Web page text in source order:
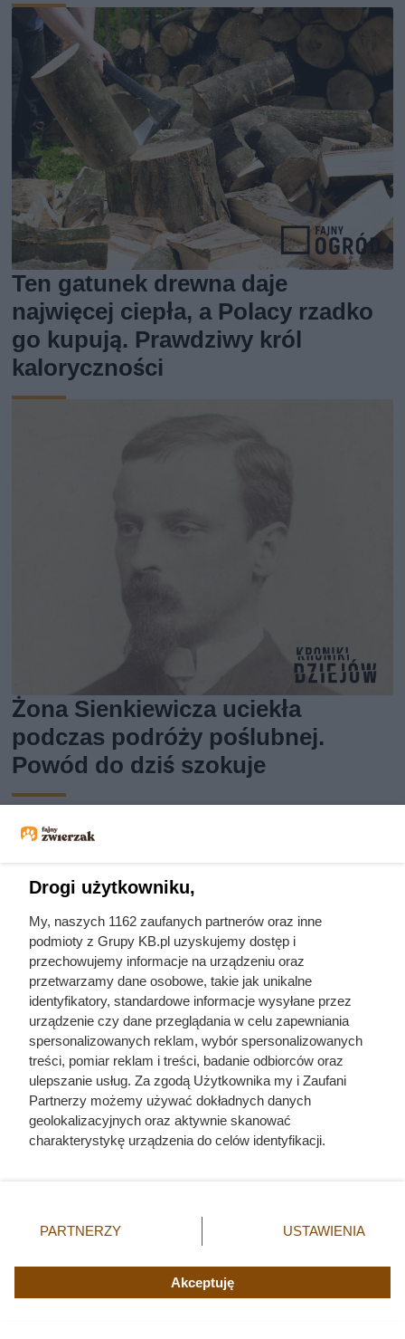
Ten gatunek drewna daje
najwięcej ciepła, a Polacy rzadko
go kupują. Prawdziwy król
kaloryczności
Żona Sienkiewicza uciekła
podczas podróży poślubnej.
Powód do dziś szokuje
rasy kotów
wystawa kotów
waga zwierząt
kot syberyjski
kot perski
hodowle kotów
leśny kot norweski
maine coon
ragdoll
kot bengalski
kot szkocki zwisłouchy
kot syjamski
kot birmański
małe koty
Inne serwisy Grupy KB.pl
Informacje prawne
Drogi użytkowniku,
My, naszych 1162 zaufanych partnerów oraz inne
podmioty z Grupy KB.pl uzyskujemy dostęp i
przechowujemy informacje na urządzeniu oraz
przetwarzamy dane osobowe, takie jak unikalne
identyfikatory, standardowe informacje wysyłane przez
urządzenie czy dane przeglądania w celu zapewniania
spersonalizowanych reklam, wybór spersonalizowanych
treści, pomiar reklam i treści, badanie odbiorców oraz
ulepszanie usług. Za zgodą Użytkownika my i Zaufani
Partnerzy możemy używać dokładnych danych
geolokalizacyjnych oraz aktywnie skanować
charakterystykę urządzenia do celów identyfikacji.
zmienić/wycofać klikając przycisk ustawień prywatności
znajdujący się w lewym dolnym rogu strony. Niektóre
użytkownika, ale masz prawo sprzeciwić się takiemu
przetwarzaniu. Preferencje będą miały zastosowania tylko
PARTNERZY USTAWIENIA
Akceptuję